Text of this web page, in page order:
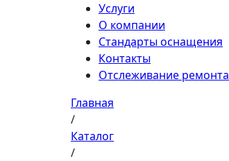
Услуги
О компании
Стандарты оснащения
Контакты
Отслеживание ремонта
Главная
/
Каталог
/